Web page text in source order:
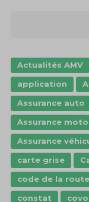
Actualités AMV
application
Assurance auto
Assurance moto
Assurance
carte grise
code de la route
constat